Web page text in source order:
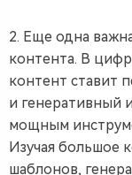
2. Еще одна
контента. В
контент ставит
и генеративный
мощным
Изучая большое
шаблонов,